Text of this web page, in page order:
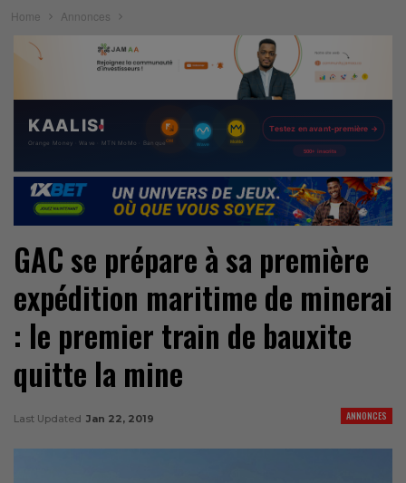
Home Annonces
GAC se prépare à sa première
expédition maritime de minerai
: le premier train de bauxite
quitte la mine
ANNONCES
Last Updated Jan 22, 2019